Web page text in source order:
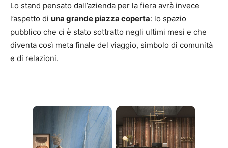
Lo stand pensato dall’azienda per la fiera avrà invece
l’aspetto di una grande piazza coperta: lo spazio
pubblico che ci è stato sottratto negli ultimi mesi e che
diventa così meta finale del viaggio, simbolo di comunità
e di relazioni.